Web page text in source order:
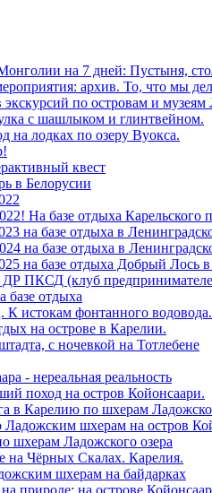
на 7 дней: Пустыня,
архив. То, что мы
экскурсий по островам и
с шашлыком и глинтвейном.
на лодках по озеру Вуокса.
квест
в Белорусии
На базе отдыха Карельского
на базе отдыха в
на базе отдыха в
на базе отдыха Добрый Лось в
ПКСД (клуб
базе отдыха
К истокам фонтанного водовода.
на острове в Карелии.
с ночевкой на Тотлебене
- нереальная реальность
поход на остров Койонсаари.
в Карелию по шхерам
Ладожским шхерам на остров
шхерам Ладожского озера
на Чёрных Скалах. Карелия.
шхерам на байдарках
природе: на острове